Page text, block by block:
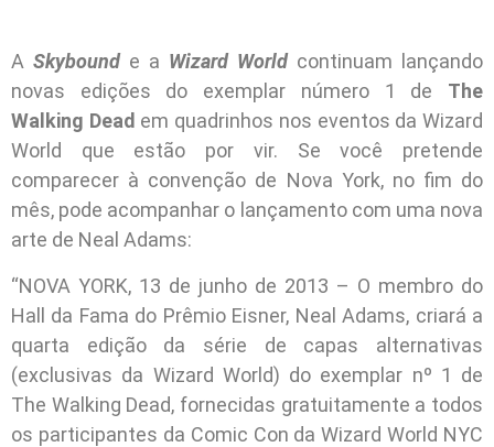
A Skybounde a Wizard Worldcontinuam lançando
novas edições do exemplar número 1 de The
Walking Dead em quadrinhos nos eventos da Wizard
World que estão por vir. Se você pretende
comparecer à convenção de Nova York, no fim do
mês, pode acompanhar o lançamento com uma nova
arte de Neal Adams:
“NOVA YORK, 13 de junho de 2013 – O membro do
Hall da Fama do Prêmio Eisner, Neal Adams, criará a
quarta edição da série de capas alternativas
(exclusivas da Wizard World) do exemplar nº 1 de
The Walking Dead, fornecidas gratuitamente a todos
os participantes da Comic Con da Wizard World NYC